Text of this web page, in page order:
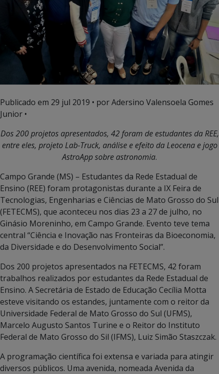
Publicado em 29 jul 2019 • por Adersino Valensoela Gomes
Junior •
Dos 200 projetos apresentados, 42 foram de estudantes da REE,
entre eles, projeto Lab-Truck, análise e efeito da Leocena e jogo
AstroApp sobre astronomia.
Campo Grande (MS) – Estudantes da Rede Estadual de
Ensino (REE) foram protagonistas durante a IX Feira de
Tecnologias, Engenharias e Ciências de Mato Grosso do Sul
(FETECMS), que aconteceu nos dias 23 a 27 de julho, no
Ginásio Moreninho, em Campo Grande. Evento teve tema
central “Ciência e Inovação nas Fronteiras da Bioeconomia,
da Diversidade e do Desenvolvimento Social”.
Dos 200 projetos apresentados na FETECMS, 42 foram
trabalhos realizados por estudantes da Rede Estadual de
Ensino. A Secretária de Estado de Educação Cecília Motta
esteve visitando os estandes, juntamente com o reitor da
Universidade Federal de Mato Grosso do Sul (UFMS),
Marcelo Augusto Santos Turine e o Reitor do Instituto
Federal de Mato Grosso do Sil (IFMS), Luiz Simão Staszczak.
A programação científica foi extensa e variada para atingir
diversos públicos. Uma avenida, nomeada Avenida da